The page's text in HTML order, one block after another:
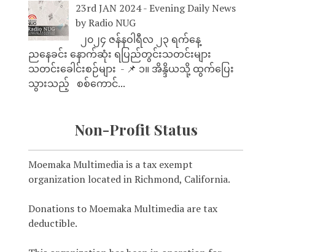
23rd JAN 2024 - Evening Daily News
by Radio NUG
၂၀၂၄ ဇန်နဝါရီလ ၂၃ ရက်နေ့
ညနေခင်း နောက်ဆုံး ရပြည်တွင်းသတင်းများ
သတင်းခေါင်းစဉ်များ - 📌 ၁။ အိန္ဒိယသို့ ထွက်ပြေး
သွားသည့် စစ်ကောင်...
Non-Profit Status
Moemaka Multimedia is a tax exempt
organization located in Richmond, California.
Donations to Moemaka Multimedia are tax
deductible.